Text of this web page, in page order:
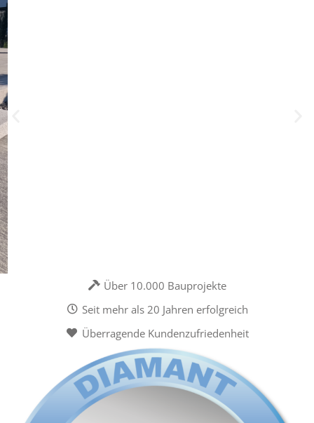
Über 10.000 Bauprojekte
Seit mehr als 20 Jahren erfolgreich
Überragende Kundenzufriedenheit